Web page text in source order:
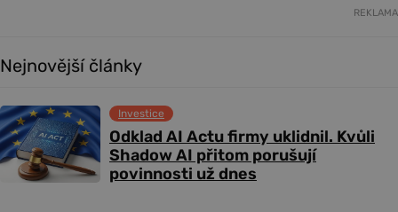
REKLAMA
Nejnovější články
Odklad AI Actu firmy uklidnil. Kvůli
Shadow AI přitom porušují
povinnosti už dnes
Investice